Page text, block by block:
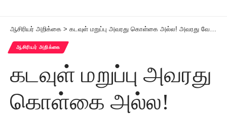
ஆசிரியர் அறிக்கை > கடவுள் மறுப்பு அவரது கொள்கை அல்ல! அவரது வேலைத் திட்டம் அது!!
ஆசிரியர் அறிக்கை
கடவுள் மறுப்பு அவரது
கொள்கை அல்ல!